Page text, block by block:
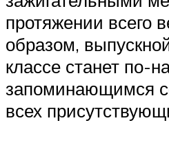
протяжении всего
образом,
классе станет по-
запоминающимся
всех